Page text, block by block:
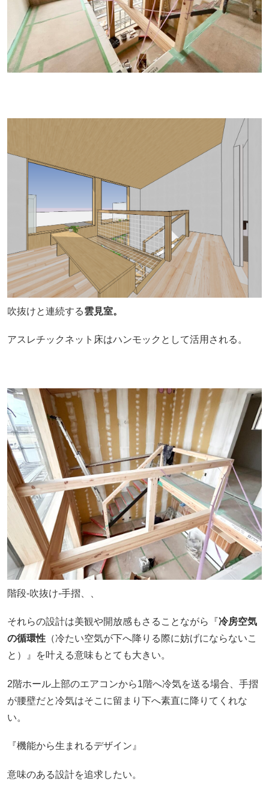
吹抜けと連続する雲見室。
アスレチックネット床はハンモックとして活用される。
階段-吹抜け-手摺、、
それらの設計は美観や開放感もさることながら『冷房空気
の循環性（冷たい空気が下へ降りる際に妨げにならないこ
と）』を叶える意味もとても大きい。
2階ホール上部のエアコンから1階へ冷気を送る場合、手摺
が腰壁だと冷気はそこに留まり下へ素直に降りてくれな
い。
『機能から生まれるデザイン』
意味のある設計を追求したい。